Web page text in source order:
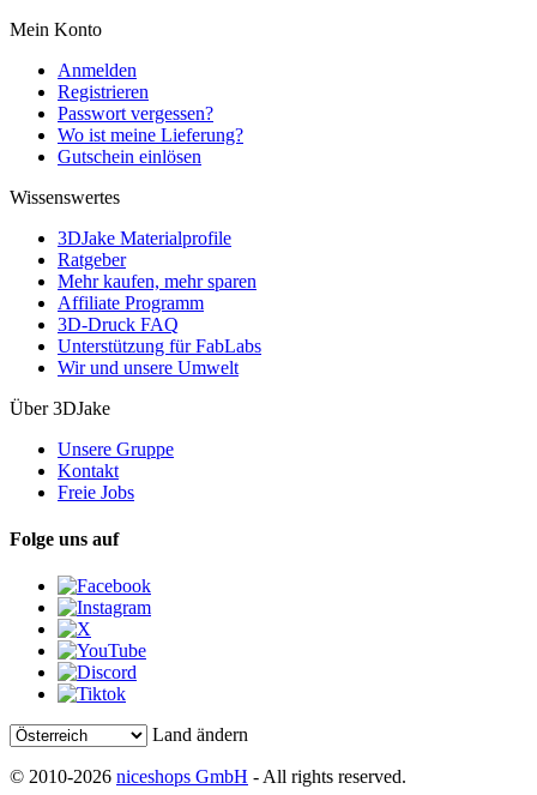
Mein Konto
Anmelden
Registrieren
Passwort vergessen?
Wo ist meine Lieferung?
Gutschein einlösen
Wissenswertes
3DJake Materialprofile
Ratgeber
Mehr kaufen, mehr sparen
Affiliate Programm
3D-Druck FAQ
Unterstützung für FabLabs
Wir und unsere Umwelt
Über 3DJake
Unsere Gruppe
Kontakt
Freie Jobs
Folge uns auf
Land ändern
© 2010-2026 niceshops GmbH - All rights reserved.